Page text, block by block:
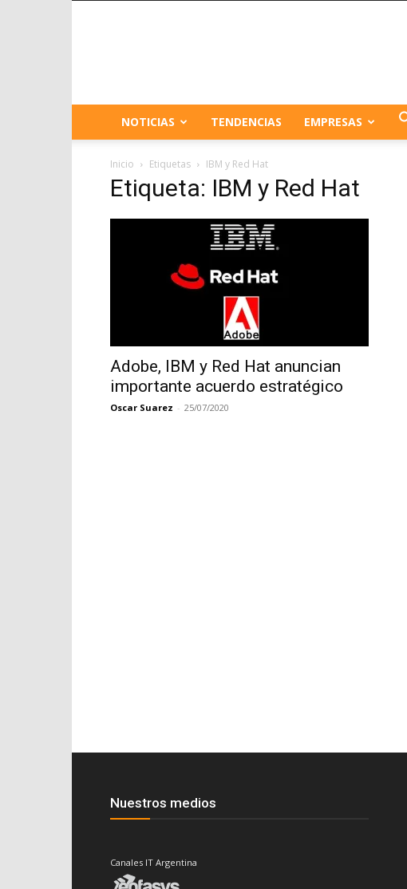
NOTICIAS TENDENCIAS EMPRESAS
Inicio Etiquetas IBM y Red Hat
Etiqueta: IBM y Red Hat
Adobe, IBM y Red Hat anuncian
importante acuerdo estratégico
Oscar Suarez - 25/07/2020
Nuestros medios
Canales IT Argentina